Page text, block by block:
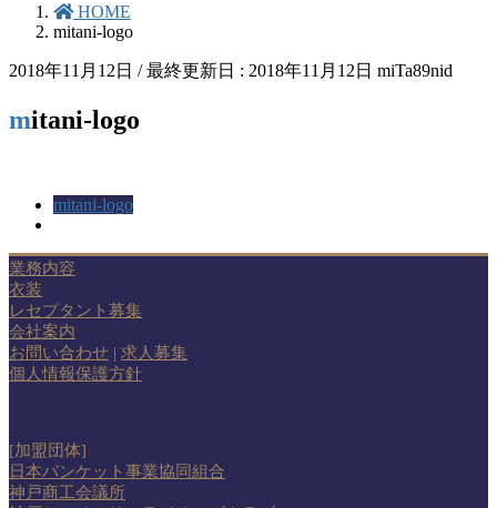
HOME
mitani-logo
2018年11月12日 / 最終更新日 : 2018年11月12日 miTa89nid
mitani-logo
mitani-logo
業務内容
衣装
レセプタント募集
会社案内
お問い合わせ | 求人募集
個人情報保護方針
[加盟団体]
日本バンケット事業協同組合
神戸商工会議所